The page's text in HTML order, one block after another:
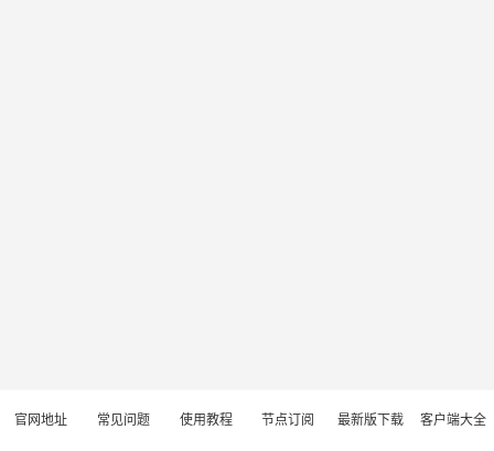
官网地址 常见问题 使用教程 节点订阅 最新版下载 客户端大全